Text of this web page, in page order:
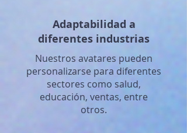
Adaptabilidad a
diferentes industrias
Nuestros avatares pueden
personalizarse para diferentes
sectores como salud,
educación, ventas, entre
otros.